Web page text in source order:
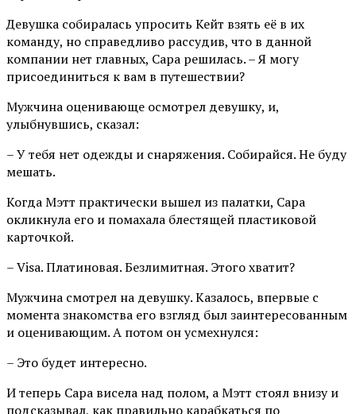
Девушка собиралась упросить Кейт взять её в их
команду, но справедливо рассудив, что в данной
компании нет главных, Сара решилась. – Я могу
присоединиться к вам в путешествии?
Мужчина оценивающе осмотрел девушку, и,
улыбнувшись, сказал:
– У тебя нет одежды и снаряжения. Собирайся. Не буду
мешать.
Когда Мэтт практически вышел из палатки, Сара
окликнула его и помахала блестящей пластиковой
карточкой.
– Visa. Платиновая. Безлимитная. Этого хватит?
Мужчина смотрел на девушку. Казалось, впервые с
момента знакомства его взгляд был заинтересованным
и оценивающим. А потом он усмехнулся:
– Это будет интересно.
И теперь Сара висела над полом, а Мэтт стоял внизу и
подсказывал, как правильно карабкаться по